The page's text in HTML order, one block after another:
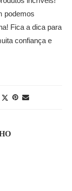
podemos
Fica a dica para
confiança e